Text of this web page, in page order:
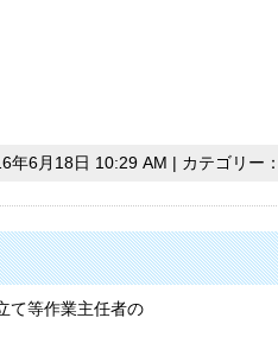
年6月18日 10:29 AM | カテゴリー：
て等作業主任者の